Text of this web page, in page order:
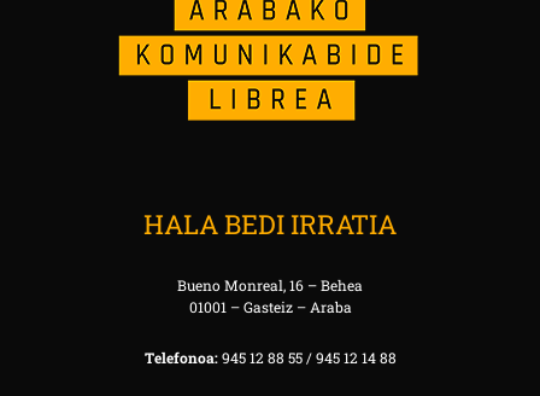
HALA BEDI IRRATIA
Bueno Monreal, 16 – Behea
01001 – Gasteiz – Araba
Telefonoa:945 12 88 55 / 945 12 14 88